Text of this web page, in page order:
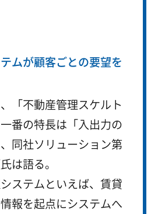
ムが顧客ごとの要望を
「不動産管理スケルト
番の特長は「入出力の
同社ソリューション第
は語る。
ステムといえば、賃貸
報を起点にシステムへ